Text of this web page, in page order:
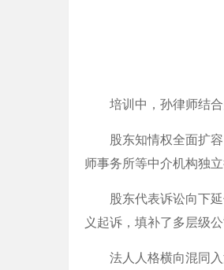
培训中，孙律师结
股东知情权全面扩
师事务所等中介机构独
股东代表诉讼向下
义起诉，填补了多层级
法人人格横向混同